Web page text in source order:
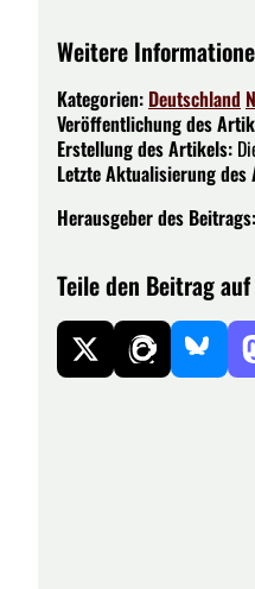
Weitere
Kategorien: Deutschland
Veröffentlichung des
Erstellung des Artikels:
Letzte Aktualisierung
Herausgeber des Beitrags:
Teile den Beitrag auf